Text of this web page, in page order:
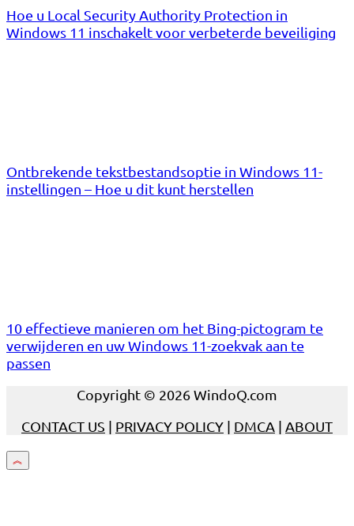
Hoe u Local Security Authority Protection in
Windows 11 inschakelt voor verbeterde beveiliging
Ontbrekende tekstbestandsoptie in Windows 11-
instellingen – Hoe u dit kunt herstellen
10 effectieve manieren om het Bing-pictogram te
verwijderen en uw Windows 11-zoekvak aan te
passen
Copyright © 2026 WindoQ.com
CONTACT US | PRIVACY POLICY | DMCA | ABOUT